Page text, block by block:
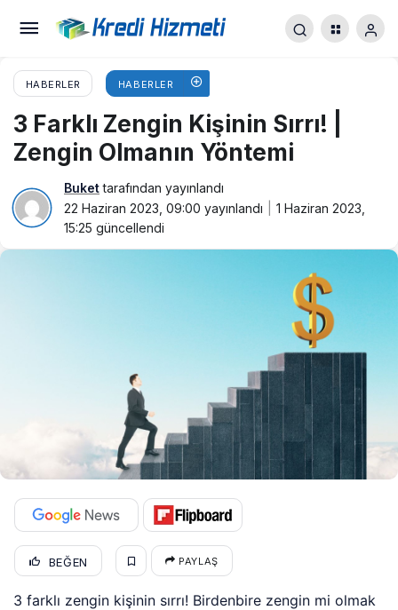
HABERLER HABERLER
3 Farklı Zengin Kişinin Sırrı! |
Zengin Olmanın Yöntemi
Bukettarafından yayınlandı
22 Haziran 2023, 09:00 yayınlandı
1 Haziran 2023,
15:25 güncellendi
BEĞEN PAYLAŞ
3 farklı zengin kişinin sırrı! Birdenbire zengin mi olmak